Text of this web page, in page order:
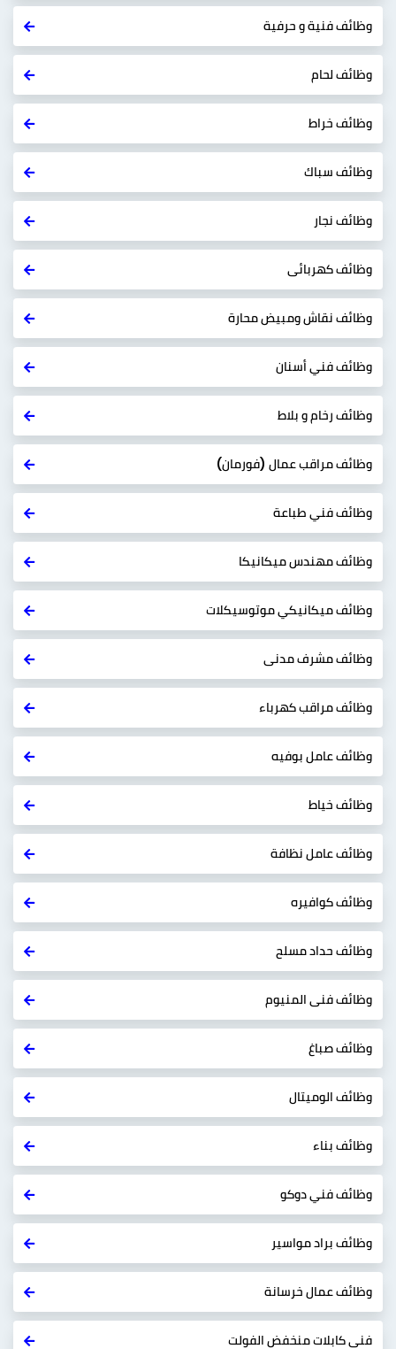
وظائف فنية و حرفية
وظائف لحام
وظائف خراط
وظائف سباك
وظائف نجار
وظائف كهربائى
وظائف نقاش ومبيض محارة
وظائف فني أسنان
وظائف رخام و بلاط
وظائف مراقب عمال (فورمان)
وظائف فني طباعة
وظائف مهندس ميكانيكا
وظائف ميكانيكي موتوسيكلات
وظائف مشرف مدنى
وظائف مراقب كهرباء
وظائف عامل بوفيه
وظائف خياط
وظائف عامل نظافة
وظائف كوافيره
وظائف حداد مسلح
وظائف فنى المنيوم
وظائف صباغ
وظائف الوميتال
وظائف بناء
وظائف فني دوكو
وظائف براد مواسير
وظائف عمال خرسانة
فنى كابلات منخفض الفولت